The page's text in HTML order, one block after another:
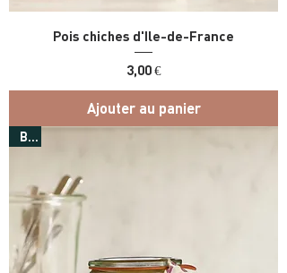
Pois chiches d'Ile-de-France
Prix
3,00 €
Ajouter au panier
Bio